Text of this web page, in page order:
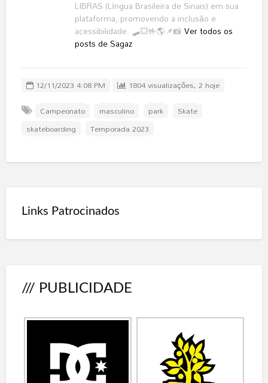
LIBRAS (Língua Brasileira de Sinais) em sua
plataforma, promovendo a inclusão e
acessibilidade. 🛹💥🤟🌎📌📸Ver todos os
posts de Sagaz
12/11/2023 4:08 PM
1804 visualizações, 2 hoje
Campeonato
masculino park
Skate
skateboarding
Temporada 2023
Links Patrocinados
/// PUBLICIDADE